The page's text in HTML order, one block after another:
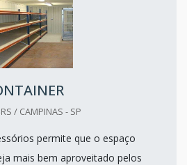
/ CAMPINAS - SP
permite que o espaço
mais bem aproveitado pelos